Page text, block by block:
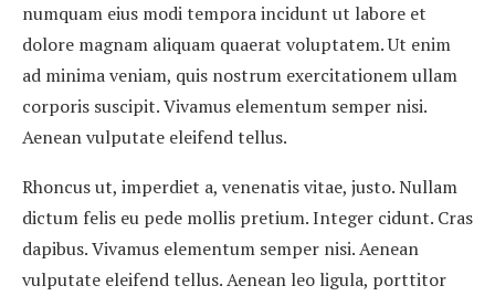
numquam eius modi tempora incidunt ut labore et
dolore magnam aliquam quaerat voluptatem. Ut enim
ad minima veniam, quis nostrum exercitationem ullam
corporis suscipit. Vivamus elementum semper nisi.
Aenean vulputate eleifend tellus.
Rhoncus ut, imperdiet a, venenatis vitae, justo. Nullam
dictum felis eu pede mollis pretium. Integer cidunt. Cras
dapibus. Vivamus elementum semper nisi. Aenean
vulputate eleifend tellus. Aenean leo ligula, porttitor